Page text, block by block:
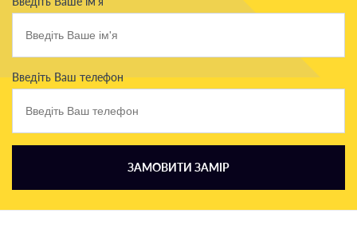
Введіть Ваш телефон
ЗАМОВИТИ ЗАМІР